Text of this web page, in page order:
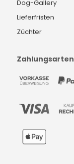
Dog-Gallery
Lieferfristen
Züchter
Zahlungsarten